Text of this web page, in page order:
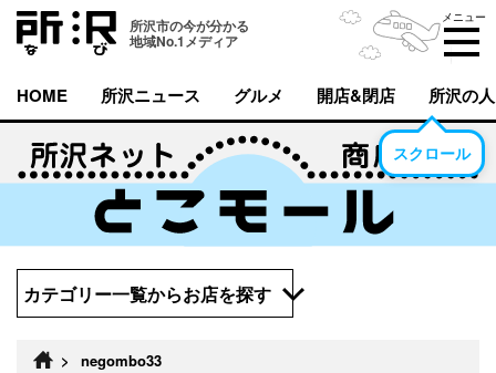
所沢市の今が分かる
地域No.1メディア
メニュー
HOME 所沢ニュース グルメ 開店&閉店 所沢の人
スクロール
カテゴリー一覧からお店を探す
> negombo33